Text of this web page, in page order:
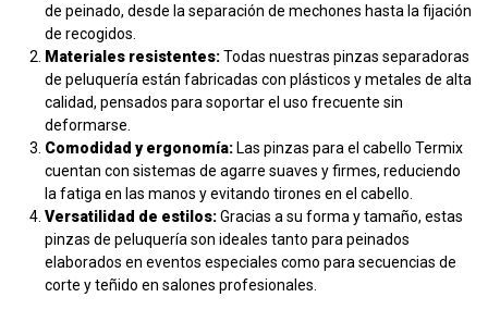
de peinado, desde la separación de mechones hasta la fijación
de recogidos.
Materiales resistentes:Todas nuestras pinzas separadoras
de peluquería están fabricadas con plásticos y metales de alta
calidad, pensados para soportar el uso frecuente sin
deformarse.
Comodidad y ergonomía: Las pinzas para el cabello Termix
cuentan con sistemas de agarre suaves y firmes, reduciendo
la fatiga en las manos y evitando tirones en el cabello.
Versatilidad de estilos:Gracias a su forma y tamaño, estas
pinzas de peluquería son ideales tanto para peinados
elaborados en eventos especiales como para secuencias de
corte y teñido en salones profesionales.